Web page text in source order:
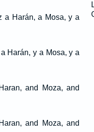
a Harán, a Mosa, y a
Harán, y a Mosa, y a
and Moza, and
and Moza, and